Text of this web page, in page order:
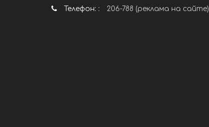
Телефон: :
206-788 (реклама на сайте)